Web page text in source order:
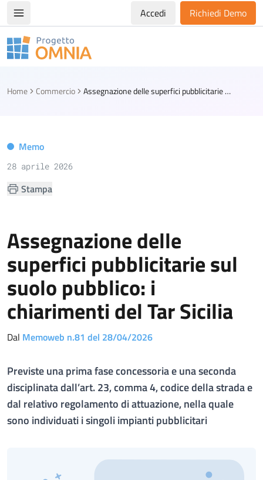
Apri/chiudi menù di navigazioneAccedi Richiedi Demo
Progetto Omnia
Home Commercio Assegnazione delle superfici pubblicitarie sul suolo pubblico: i chiarimenti del Tar Sicilia
Memo
28 aprile 2026
Stampa
Assegnazione delle
superfici pubblicitarie sul
suolo pubblico: i
chiarimenti del Tar Sicilia
Dal Memoweb n.81 del 28/04/2026
Previste una prima fase concessoria e una seconda
disciplinata dall’art. 23, comma 4, codice della strada e
dal relativo regolamento di attuazione, nella quale
sono individuati i singoli impianti pubblicitari